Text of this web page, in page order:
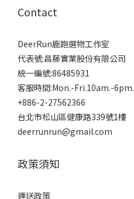
Contact
DeerRun鹿跑選物工作室
代表號:昌藤實業股份有限公司
統一編號:86485931
客服時間:Mon.-Fri.10am.-6pm.
+886-2-27562366
台北市松山區健康路339號1樓
deerrunrun@gmail.com
政策須知
運送政策